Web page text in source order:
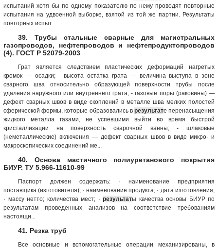
испытаний хотя бы по одному показателю по нему проводят повторные
испытания на удвоенной выборке, взятой из той же партии. Результаты
повторных испыт...
39. Трубы стальные сварные для магистральных
газопроводов, нефтепроводов и нефтепродуктопроводов
(4). ГОСТ Р 52079-2003
Грат является следствием пластических деформаций нагретых
кромок — осадки; - высота остатка грата — величина выступа в зоне
сварного шва относительно образующей поверхности трубы после
удаления наружного или внутреннего грата; - газовые поры (раковины) —
дефект сварных швов в виде скоплений в металле шва мелких полостей
сферической формы, которые образовались в результате перенасыщения
жидкого металла газами, не успевшими выйти во время быстрой
кристаллизации на поверхность сварочной ванны; - шлаковые
(неметаллические) включения — дефект сварных швов в виде микро- и
макроскопических соединений ме...
40. Основа мастичного полиуретанового покрытия
БИУР. ТУ 5.966-11610-99
Паспорт должен содержать: · наименование предприятия
поставщика (изготовителя); · наименование продукта; · дата изготовления;
· массу нетто; количества мест; · результаты качества основы БИУР по
результатам проведенных анализов на соответствие требованиям
настоящи...
41. Резка труб
Все основные и вспомогательные операции механизированы, в